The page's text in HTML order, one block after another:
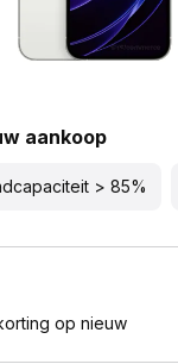
aankoop
> 85%
op nieuw